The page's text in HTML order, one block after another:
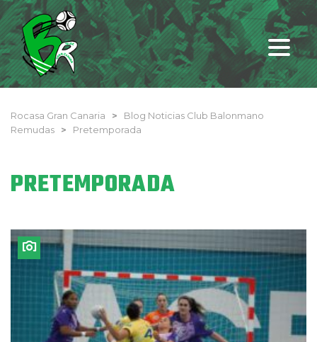
Rocasa Gran Canaria >
Blog Noticias Club Balonmano
Remudas
> Pretemporada
PRETEMPORADA